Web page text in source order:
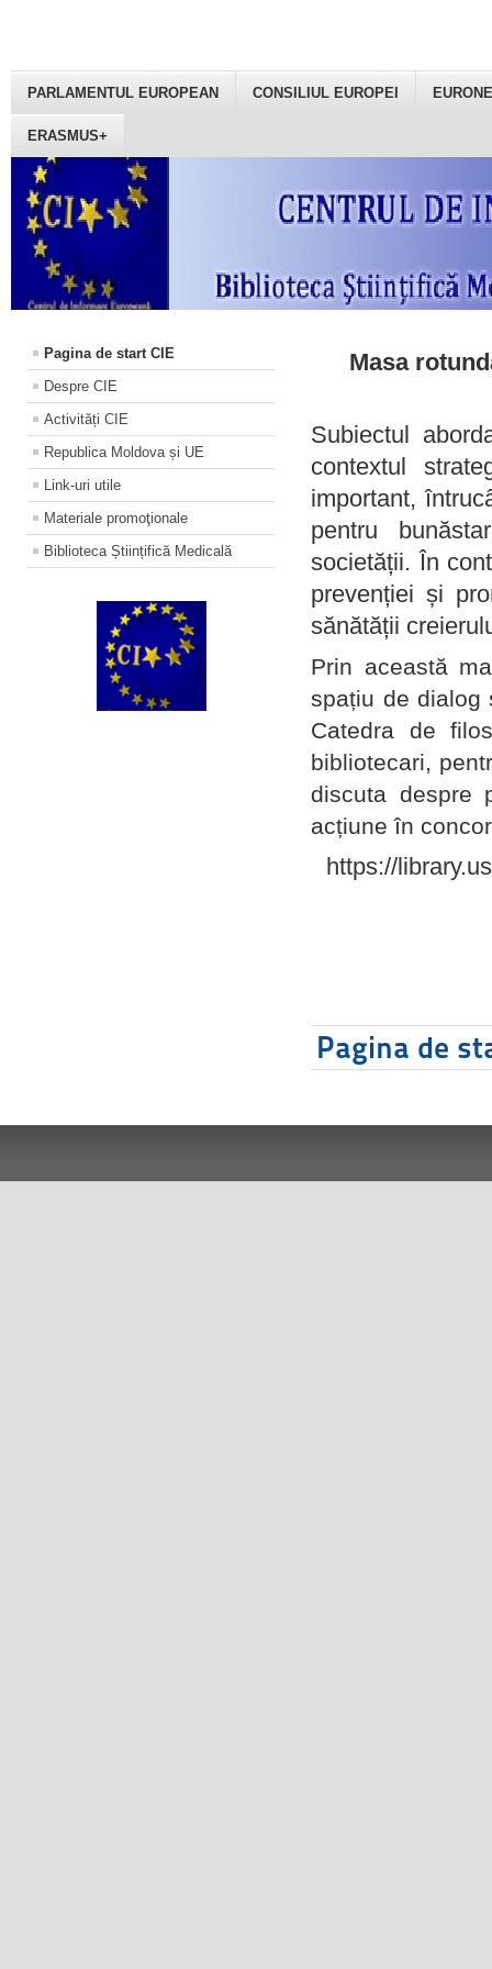
PARLAMENTUL EUROPEAN CONSILIUL EUROPEI
ERASMUS+
Pagina de start CIE
Despre CIE
Activități CIE
Republica Moldova și UE
Link-uri utile
Materiale promoţionale
Biblioteca Științifică Medicală
Masa
Subiectul
contextul
important,
pentru
societății. În
prevenției și
sănătății
Prin această
spațiu de dialog
Catedra de
bibliotecari,
discuta despre
acțiune în
https://
Pagina de